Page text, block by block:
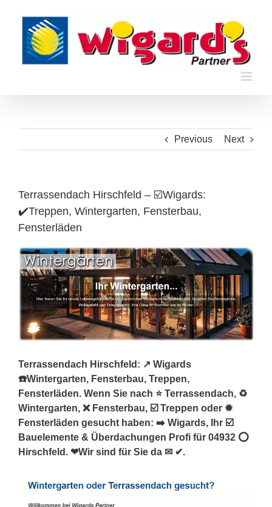
content
Previous Next
Terrassendach Hirschfeld – ☑️Wigards:
✔️Treppen, Wintergarten, Fensterbau,
Fensterläden
Terrassendach Hirschfeld: ↗️ Wigards
☎️Wintergarten, Fensterbau, Treppen,
Fensterläden. Wenn Sie nach ⭐ Terrassendach, ♻
Wintergarten, ❌ Fensterbau, ☑️ Treppen oder ✹
Fensterläden gesucht haben: ➡️ Wigards, Ihr ☑️
Bauelemente & Überdachungen Profi für 04932 ⭕
Hirschfeld. ❤Wir sind für Sie da ✉ ✔.